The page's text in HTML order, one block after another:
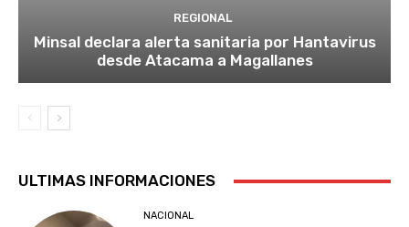
REGIONAL
Minsal declara alerta sanitaria por Hantavirus
desde Atacama a Magallanes
ULTIMAS INFORMACIONES
NACIONAL